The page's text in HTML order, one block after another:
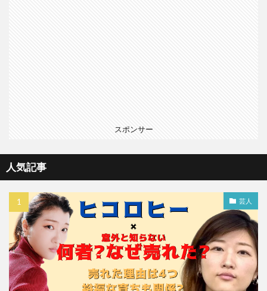
スポンサー
人気記事
芸人